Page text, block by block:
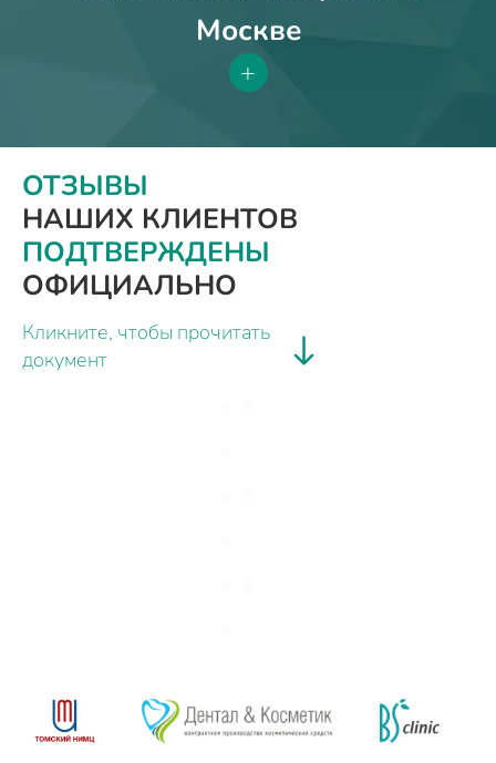
Москве
+
ОТЗЫВЫ
НАШИХ КЛИЕНТОВ
ПОДТВЕРЖДЕНЫ
ОФИЦИАЛЬНО
Кликните, чтобы прочитать
документ